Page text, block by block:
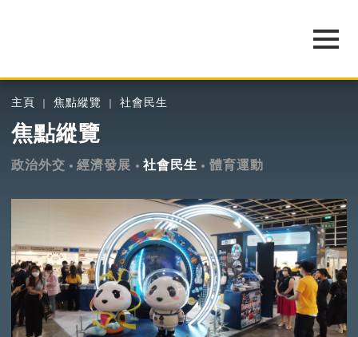
主頁 焦點縱覽 社會民生
焦點縱覽
政治外交 經濟發展 社會民生 體育運動